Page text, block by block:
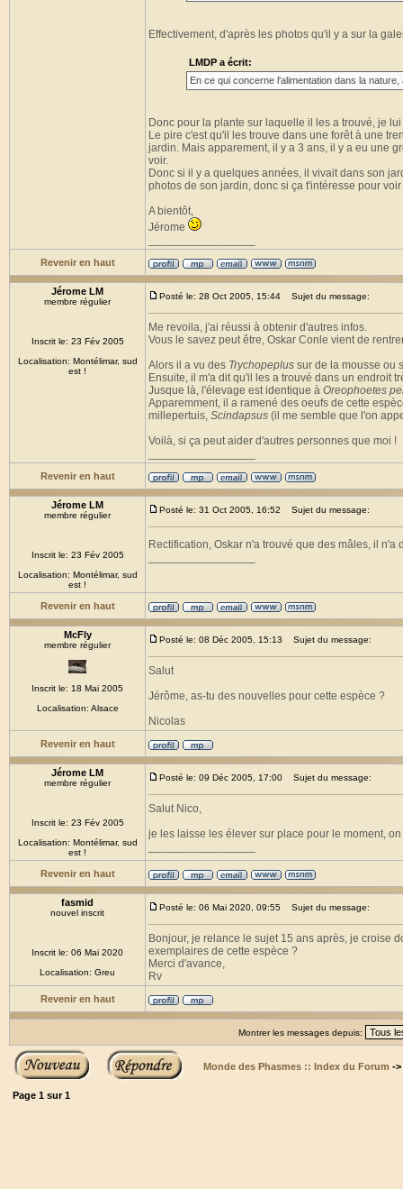
Effectivement, d'après les photos qu'il y a sur la
LMDP a écrit:
En ce qui concerne l'alimentation dans la
Donc pour la plante sur laquelle il les a trouvé, je
Le pire c'est qu'il les trouve dans une forêt à une
jardin. Mais apparement, il y a 3 ans, il y a eu une
voir.
Donc si il y a quelques années, il vivait dans son
photos de son jardin, donc si ça t'intéresse pour
A bientôt,
Jérome
Revenir en haut
Jérome LM
membre régulier
Inscrit le: 23 Fév 2005
Localisation: Montélimar, sud
est !
Posté le: 28 Oct 2005, 15:44 Sujet du message:
Me revoila, j'ai réussi à obtenir d'autres infos.
Vous le savez peut être, Oskar Conle vient de
Alors il a vu des Trychopeplus sur de la mousse ou
Ensuite, il m'a dit qu'il les a trouvé dans un endroit
Jusque là, l'élevage est identique à Oreophoetes
Apparemment, il a ramené des oeufs de cette
millepertuis, Scindapsus (il me semble que l'on
Voilà, si ça peut aider d'autres personnes que moi !
Revenir en haut
Jérome LM
membre régulier
Inscrit le: 23 Fév 2005
Localisation: Montélimar, sud
est !
Posté le: 31 Oct 2005, 16:52 Sujet du message:
Rectification, Oskar n'a trouvé que des mâles, il n'a
Revenir en haut
McFly
membre régulier
Inscrit le: 18 Mai 2005
Localisation: Alsace
Posté le: 08 Déc 2005, 15:13 Sujet du message:
Salut
Jérôme, as-tu des nouvelles pour cette espèce ?
Nicolas
Revenir en haut
Jérome LM
membre régulier
Inscrit le: 23 Fév 2005
Localisation: Montélimar, sud
est !
Posté le: 09 Déc 2005, 17:00 Sujet du message:
Salut Nico,
je les laisse les élever sur place pour le moment,
Revenir en haut
fasmid
nouvel inscrit
Inscrit le: 06 Mai 2020
Localisation: Greu
Posté le: 06 Mai 2020, 09:55 Sujet du message:
Bonjour, je relance le sujet 15 ans après, je croise
exemplaires de cette espèce ?
Merci d'avance,
Rv
Revenir en haut
Montrer les messages depuis:
Monde des Phasmes :: Index du Forum ->
Page 1 sur1